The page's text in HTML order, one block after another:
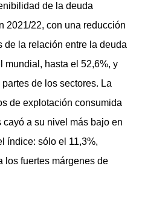
de la deuda
2021/22, con una reducción
de la relación entre la deuda
mundial, hasta el 52,6%, y
de los sectores. La
de explotación consumida
a su nivel más bajo en
índice: sólo el 11,3%,
los fuertes márgenes de